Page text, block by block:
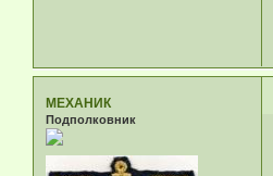
МЕХАНИК
Подполковник